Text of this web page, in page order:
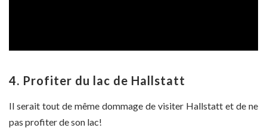
4. Profiter du lac de Hallstatt
Il serait tout de même dommage de visiter Hallstatt et de ne
pas profiter de son lac!